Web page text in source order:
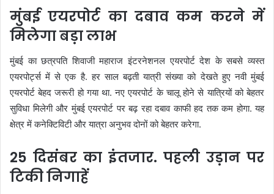
मुंबई एयरपोर्ट का दबाव कम करने में
मिलेगा बड़ा लाभ
मुंबई का छत्रपति शिवाजी महाराज इंटरनेशनल एयरपोर्ट देश के सबसे व्यस्त
एयरपोर्ट्स में से एक है. हर साल बढ़ती यात्री संख्या को देखते हुए नवी मुंबई
एयरपोर्ट बेहद जरूरी हो गया था. नए एयरपोर्ट के चालू होने से यात्रियों को बेहतर
सुविधा मिलेगी और मुंबई एयरपोर्ट पर बढ़ रहा दबाव काफी हद तक कम होगा. यह
क्षेत्र में कनेक्टिविटी और यात्रा अनुभव दोनों को बेहतर करेगा.
25 दिसंबर का इंतजार. पहली उड़ान पर
टिकी निगाहें